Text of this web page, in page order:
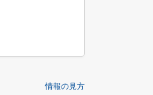
情報の見方